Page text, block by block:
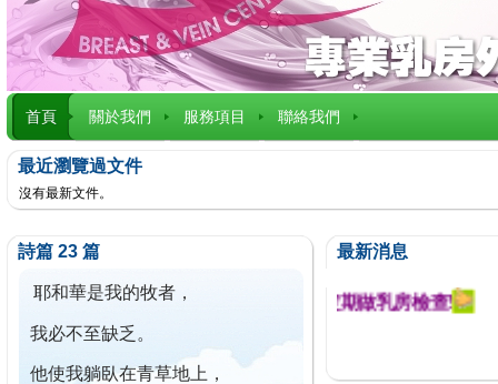
首頁 關於我們 服務項目 聯絡我們
最近瀏覽過文件
沒有最新文件。
詩篇 23 篇
耶和華是我的牧者，
我必不至缺乏。
他使我躺臥在青草地上，
最新消息
今已篩檢出1700位乳癌患者,提醒您定期做乳房檢查!